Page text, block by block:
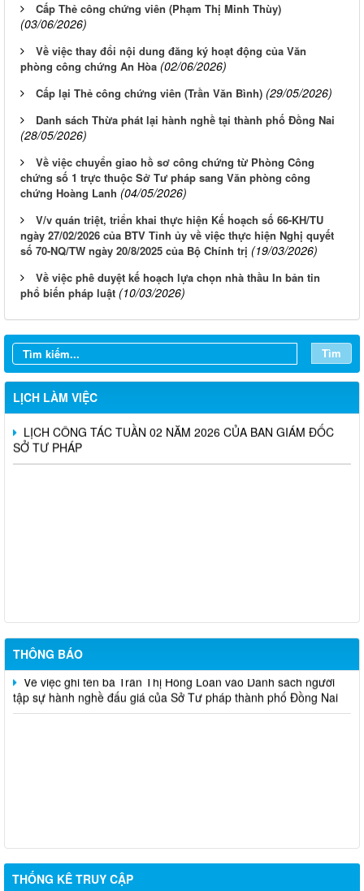
Cấp Thẻ công chứng viên (Phạm Thị Minh Thùy)
(03/06/2026)
Về việc thay đổi nội dung đăng ký hoạt động của Văn
phòng công chứng An Hòa (02/06/2026)
Cấp lại Thẻ công chứng viên (Trần Văn Bình) (29/05/2026)
Danh sách Thừa phát lại hành nghề tại thành phố Đồng Nai
(28/05/2026)
Về việc chuyển giao hồ sơ công chứng từ Phòng Công
chứng số 1 trực thuộc Sở Tư pháp sang Văn phòng công
chứng Hoàng Lanh (04/05/2026)
V/v quán triệt, triển khai thực hiện Kế hoạch số 66-KH/TU
ngày 27/02/2026 của BTV Tỉnh ủy về việc thực hiện Nghị quyết
số 70-NQ/TW ngày 20/8/2025 của Bộ Chính trị (19/03/2026)
Về việc phê duyệt kế hoạch lựa chọn nhà thầu In bản tin
phổ biến pháp luật (10/03/2026)
Tìm
LỊCH LÀM VIỆC
LỊCH CÔNG TÁC TUẦN 13 NĂM 2026 CỦA BAN GIÁM ĐỐC
SỞ TƯ PHÁP
SỞ TƯ PHÁP
LỊCH CÔNG TÁC TUẦN 09 NĂM 2026 CỦA BAN GIÁM ĐỐC
SỞ TƯ PHÁP
LỊCH CÔNG TÁC TUẦN 02 NĂM 2026 CỦA BAN GIÁM ĐỐC
SỞ TƯ PHÁP
THÔNG BÁO
CẤP THẺ CÔNG CHỨNG VIÊN (Nguyễn Hoàng Tiên Khải)
Về việc ghi tên bà Trần Thị Hồng Loan vào Danh sách người
tập sự hành nghề đấu giá của Sở Tư pháp thành phố Đồng Nai
THỐNG KÊ TRUY CẬP